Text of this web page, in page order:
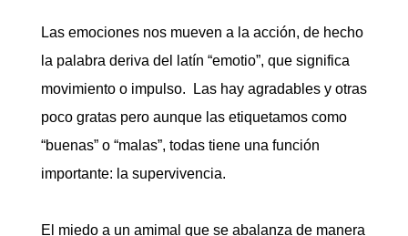
Las emociones nos mueven a la acción, de hecho
la palabra deriva del latín “emotio”, que significa
movimiento o impulso. Las hay agradables y otras
poco gratas pero aunque las etiquetamos como
“buenas” o “malas”, todas tiene una función
importante: la supervivencia.
El miedo a un amimal que se abalanza de manera